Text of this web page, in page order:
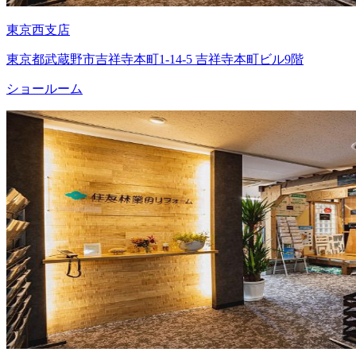
東京西支店
東京都武蔵野市吉祥寺本町1-14-5 吉祥寺本町ビル9階
ショールーム